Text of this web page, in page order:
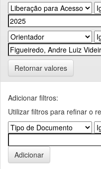
Retornar valores
Adicionar filtros:
Utilizar filtros para refinar o